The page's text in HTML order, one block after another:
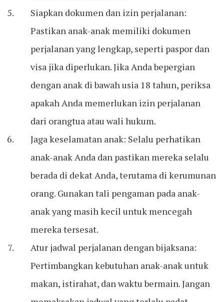
Siapkan dokumen dan izin perjalanan:
Pastikan anak-anak memiliki dokumen
perjalanan yang lengkap, seperti paspor dan
visa jika diperlukan. Jika Anda bepergian
dengan anak di bawah usia 18 tahun, periksa
apakah Anda memerlukan izin perjalanan
dari orangtua atau wali hukum.
Jaga keselamatan anak: Selalu perhatikan
anak-anak Anda dan pastikan mereka selalu
berada di dekat Anda, terutama di kerumunan
orang. Gunakan tali pengaman pada anak-
anak yang masih kecil untuk mencegah
mereka tersesat.
Atur jadwal perjalanan dengan bijaksana:
Pertimbangkan kebutuhan anak-anak untuk
makan, istirahat, dan waktu bermain. Jangan